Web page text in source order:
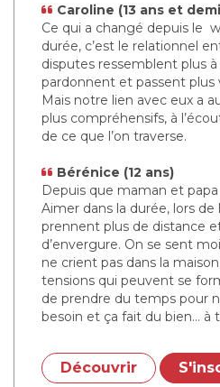
Caroline (13 ans et
Ce qui a changé depuis le
durée, c’est le relationnel
disputes ressemblent plus à
pardonnent et passent plus
Mais notre lien avec eux a
plus compréhensifs, à
de ce que l’on traverse.
Bérénice (12 ans)
Depuis que maman et
Aimer dans la durée, lors de
prennent plus de distance
d’envergure. On se sent
ne crient pas dans la
tensions qui peuvent se
de prendre du temps pour
besoin et ça fait du bien… à
Découvrir